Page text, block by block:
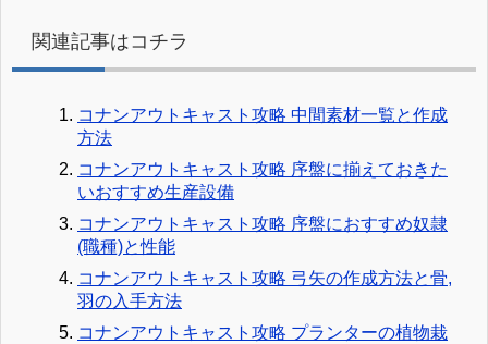
関連記事はコチラ
コナンアウトキャスト攻略 中間素材一覧と作成
方法
コナンアウトキャスト攻略 序盤に揃えておきた
いおすすめ生産設備
コナンアウトキャスト攻略 序盤におすすめ奴隷
(職種)と性能
コナンアウトキャスト攻略 弓矢の作成方法と骨,
羽の入手方法
コナンアウトキャスト攻略 プランターの植物栽